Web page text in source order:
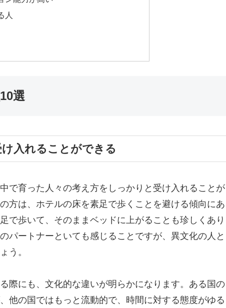
人
選
入れることができる
で育った人々の考え方をしっかりと受け入れることが
方は、ホテルの床を素足で歩くことを避ける傾向にあ
で歩いて、そのままベッドに上がることも珍しくあり
パートナーといても感じることですが、異文化の人と
う。
際にも、文化的な違いが明らかになります。ある国の
他の国ではもっと流動的で、時間に対する態度がゆる